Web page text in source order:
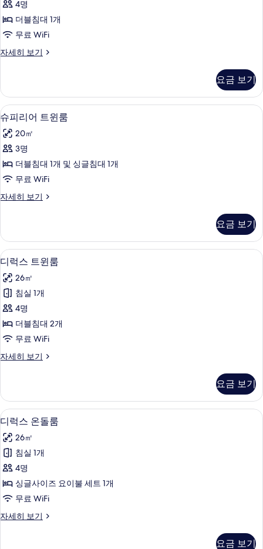
기
블
룸
진
두
보
기
4명
더블침대 1개
무료 WiFi
자세히 보기
디
블
룸
자
세
히
보
요금 보기
슈
피
리
어
트
룸
진
모
두
보
기
슈피리어 트윈룸 | 고급 침구, 간이 침
7
슈피리어 트윈룸
20㎡
3명
더블침대 1개 및 싱글침대 1개
무료 WiFi
자세히 보기
슈
트
윈
룸
자
세
히
보
기
요금 보기
디
럭
스
트
윈
룸
진
두
보
기
디럭스 트윈룸 | 고급 침구, 간이 침대,
4
디럭스 트윈룸
26㎡
침실 1개
4명
더블침대 2개
무료 WiFi
자세히 보기
디
윈
룸
자
세
히
보
기
요금 보기
디
럭
스
온
돌
룸
진
디럭스 온돌룸 | 고급 침구, 간이 침대,
4
디럭스 온돌룸
26㎡
침실 1개
4명
싱글사이즈 요이불 세트 1개
무료 WiFi
자세히 보기
디
요금 보기